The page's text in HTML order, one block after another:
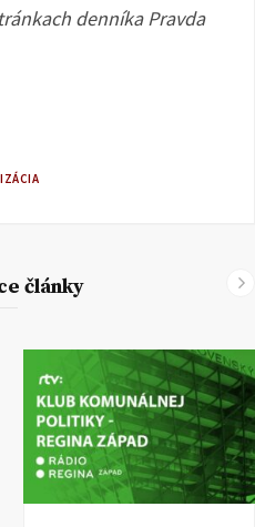
denníka Pravda
články